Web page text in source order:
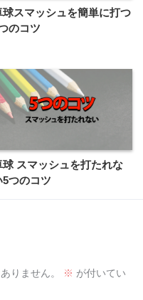
球スマッシュを簡単に打つ
のコツ
球 スマッシュを打たれな
5つのコツ
りません。 ※ が付いてい